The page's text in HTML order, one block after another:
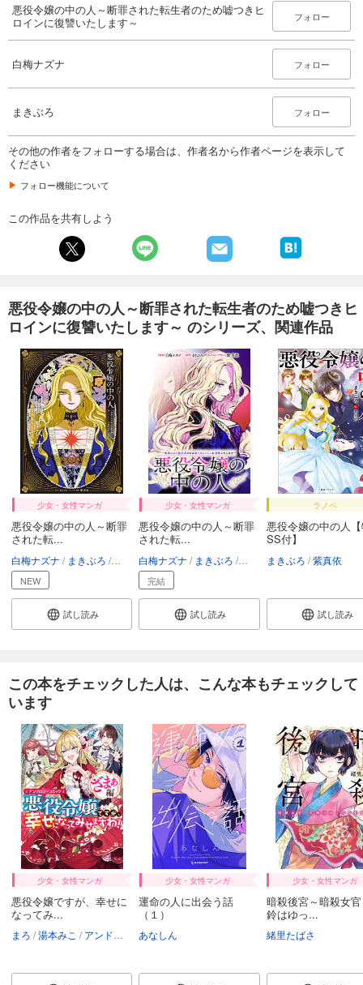
悪役令嬢の中の人～断罪された転生者のため嘘つきヒ
ロインに復讐いたします～
フォロー
白梅ナズナ フォロー
まきぶろ フォロー
その他の作者をフォローする場合は、作者名から作者ページを表示して
ください
フォロー機能について
この作品を共有しよう
悪役令嬢の中の人～断罪された転生者のため嘘つきヒ
ロインに復讐いたします～ のシリーズ、関連作品
少女・女性マンガ
悪役令嬢の中の人～断罪
された転...
白梅ナズナ まきぶろ 紫真依
NEW
試し読み
少女・女性マンガ
悪役令嬢の中の人～断罪
された転...
白梅ナズナ まきぶろ 紫真依
完結
試し読み
ラノベ
悪役令嬢の中の人
SS付】
まきぶろ 紫真依
試し読み
この本をチェックした人は、こんな本もチェックして
います
少女・女性マンガ
悪役令嬢ですが、幸せに
なってみ...
まろ 湯本みこ アンドレイ にむ りったん さり ゆずき暎
少女・女性マンガ
運命の人に出会う話
（１）
あなしん
少女・女性マンガ
暗殺後宮～暗殺女
鈴はゆっ...
緒里たばさ